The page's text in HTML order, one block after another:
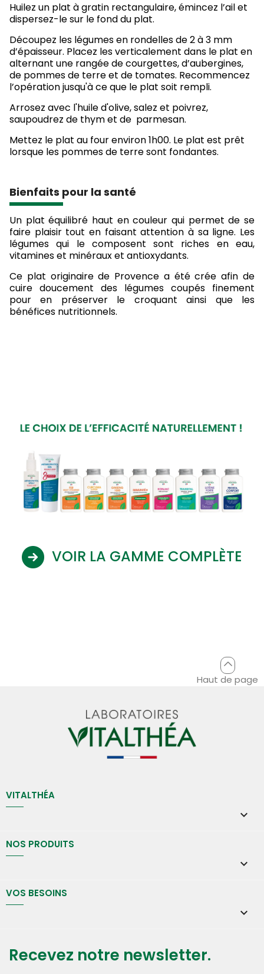
Huilez un plat à gratin rectangulaire, émincez l’ail et
dispersez-le sur le fond du plat.
Découpez les légumes en rondelles de 2 à 3 mm
d’épaisseur. Placez les verticalement dans le plat en
alternant une rangée de courgettes, d’aubergines,
de pommes de terre et de tomates. Recommencez
l’opération jusqu'à ce que le plat soit rempli.
Arrosez avec l'huile d'olive, salez et poivrez,
saupoudrez de thym et de parmesan.
Mettez le plat au four environ 1h00. Le plat est prêt
lorsque les pommes de terre sont fondantes.
Bienfaits pour la santé
Un plat équilibré haut en couleur qui permet de se
faire plaisir tout en faisant attention à sa ligne. Les
légumes qui le composent sont riches en eau,
vitamines et minéraux et antioxydants.
Ce plat originaire de Provence a été crée afin de
cuire doucement des légumes coupés finement
pour en préserver le croquant ainsi que les
bénéfices nutritionnels.
VOIR LA GAMME COMPLÈTE
Haut de page
VITALTHÉA

NOS PRODUITS

VOS BESOINS

Recevez notre newsletter.